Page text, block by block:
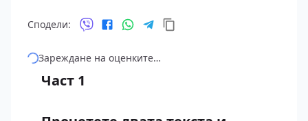
Сподели:
Зареждане на оценките…
Част 1